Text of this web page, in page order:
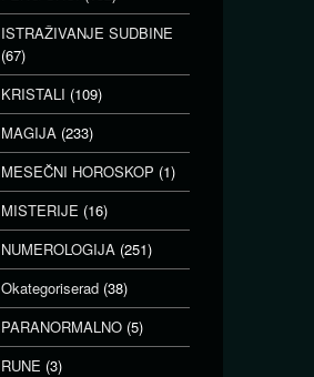
ISTRAŽIVANJE SUDBINE
(67)
KRISTALI (109)
MAGIJA (233)
MESEČNI HOROSKOP (1)
MISTERIJE (16)
NUMEROLOGIJA (251)
Okategoriserad (38)
PARANORMALNO (5)
RUNE (3)